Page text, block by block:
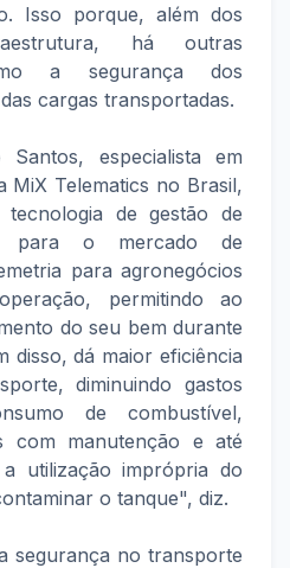
Isso porque, além dos
há outras
a segurança dos
cargas transportadas.
especialista em
MiX Telematics no Brasil,
de gestão de
para o mercado de
para agronegócios
permitindo ao
do seu bem durante
disso, dá maior eficiência
diminuindo gastos
de combustível,
com manutenção e até
utilização imprópria do
o tanque", diz.
segurança no transporte